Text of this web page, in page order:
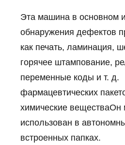
Эта машина в основном
обнаружения дефектов
как печать, ламинация,
горячее штампование,
переменные коды и т. д.
фармацевтических
химические веществаОн
использован в
встроенных папках.